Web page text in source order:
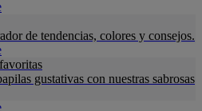
de tendencias, colores y consejos.
gustativas con nuestras sabrosas